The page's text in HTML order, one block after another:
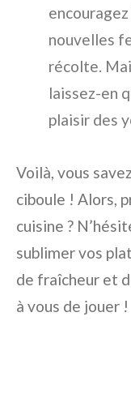
nouvelles
récolte.
laissez-en
plaisir des
Voilà, vous
ciboule ! Alors,
cuisine ?
sublimer vos
de fraîcheur et
à vous de jouer !